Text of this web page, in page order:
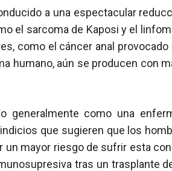
a una espectacular
el sarcoma de Kaposi y el
como el cáncer anal
humano, aún se producen con
generalmente como una
que sugieren que los
mayor riesgo de sufrir esta
tras un trasplante